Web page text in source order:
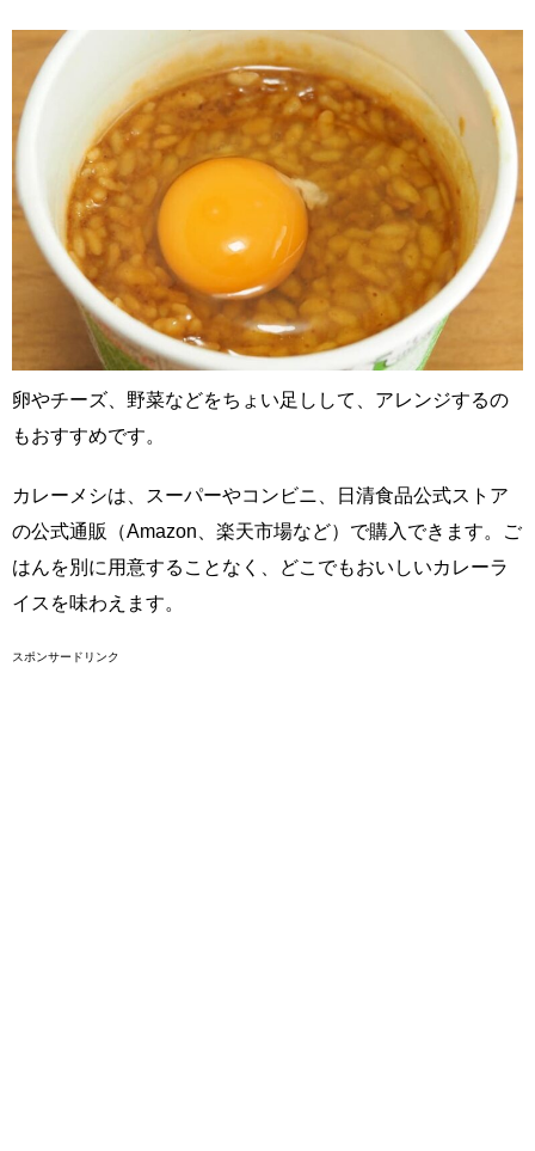
卵やチーズ、野菜などをちょい足しして、アレンジするの
もおすすめです。
カレーメシは、スーパーやコンビニ、日清食品公式ストア
の公式通販（Amazon、楽天市場など）で購入できます。ご
はんを別に用意することなく、どこでもおいしいカレーラ
イスを味わえます。
スポンサードリンク